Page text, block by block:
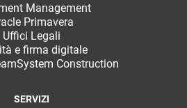
Management
Primavera
Uffici Legali
e firma digitale
Construction
SERVIZI